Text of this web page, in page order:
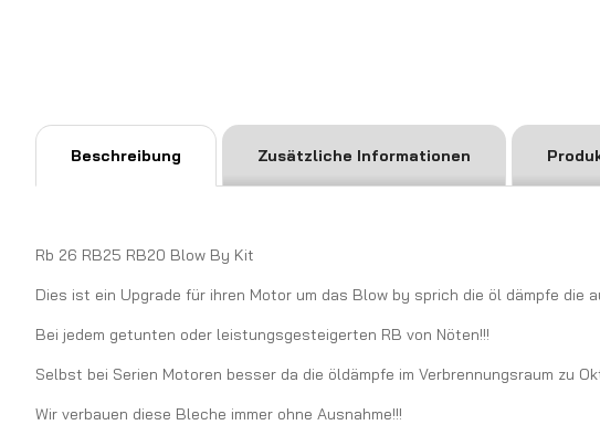
Beschreibung Zusätzliche Informationen
Rb 26 RB25 RB20 Blow By Kit
Dies ist ein Upgrade für ihren Motor um das Blow by sprich die öl dämpfe die
Bei jedem getunten oder leistungsgesteigerten RB von Nöten!!!
Selbst bei Serien Motoren besser da die öldämpfe im Verbrennungsraum zu
Wir verbauen diese Bleche immer ohne Ausnahme!!!